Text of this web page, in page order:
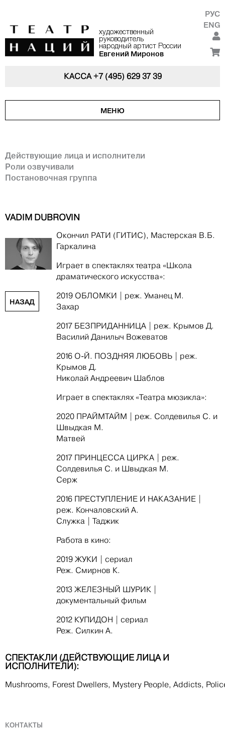
художественный
руководитель
народный артист России
Евгений Миронов
РУС
ENG
КАССА+7 (495) 629 37 39
МЕНЮ
Действующие лица и исполнители
Роли озвучивали
Постановочная группа
VADIM DUBROVIN
НАЗАД
Окончил РАТИ (ГИТИС), Мастерская В.Б.
Гаркалина
Играет в спектаклях театра «Школа
драматического искусства»:
2019 ОБЛОМКИ | реж. Уманец М.
Захар
2017 БЕЗПРИДАННИЦА | реж. Крымов Д.
Василий Данилыч Вожеватов
2016 О-Й. ПОЗДНЯЯ ЛЮБОВЬ | реж.
Крымов Д.
Николай Андреевич Шаблов
Играет в спектаклях «Театра мюзикла»:
2020 ПРАЙМТАЙМ | реж. Солдевилья С. и
Швыдкая М.
Матвей
2017 ПРИНЦЕССА ЦИРКА | реж.
Солдевилья С. и Швыдкая М.
Серж
2016 ПРЕСТУПЛЕНИЕ И НАКАЗАНИЕ |
реж. Кончаловский А.
Служка | Таджик
Работа в кино:
2019 ЖУКИ | сериал
Реж. Смирнов К.
2013 ЖЕЛЕЗНЫЙ ШУРИК |
документальный фильм
2012 КУПИДОН | сериал
Реж. Силкин А.
СПЕКТАКЛИ (ДЕЙСТВУЮЩИЕ ЛИЦА И
ИСПОЛНИТЕЛИ):
Mushrooms, Forest Dwellers, Mystery People, Addicts,
КОНТАКТЫ